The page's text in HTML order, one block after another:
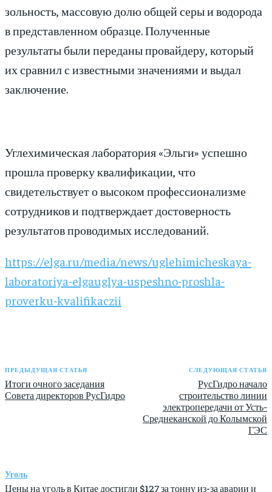
зольность, массовую долю общей серы и водорода
в представленном образце. Полученные
результаты были переданы провайдеру, который
их сравнил с известными значениями и выдал
заключение.
Углехимическая лаборатория «Эльги» успешно
прошла проверку квалификации, что
свидетельствует о высоком профессионализме
сотрудников и подтверждает достоверность
результатов проводимых исследований.
https://elga.ru/media/news/uglehimicheskaya-
laboratoriya-elgauglya-uspeshno-proshla-
proverku-kvalifikaczii
ПРЕДЫДУЩАЯ СТАТЬЯ
Итоги очного заседания
Совета директоров РусГидро
СЛЕДУЮЩАЯ СТАТЬЯ
РусГидро начало
строительство линии
электропередачи от Усть-
Среднеканской до Колымской
ГЭС
Уголь
Цены на уголь в Китае достигли $127 за тонну из-за аварии и